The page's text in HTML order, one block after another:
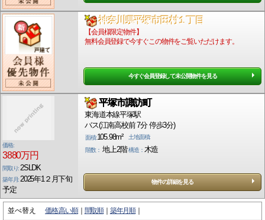
神奈川県平塚市田村１丁目
【会員様限定物件】
無料会員登録で今すぐこの物件をご覧いただけます。
今すぐ会員登録して未公開物件を見る
価格:
3880万円
間取り: 2SLDK
築年月: 2025年1２月下旬
予定
平塚市諏訪町
東海道本線平塚駅
バス(江南高校前 7分 停歩3分)
面積:105.98m²
土地面積:
階数： 地上2階 構造： 木造
物件の詳細を見る
並べ替え 価格:高い順 間取順 築年月順